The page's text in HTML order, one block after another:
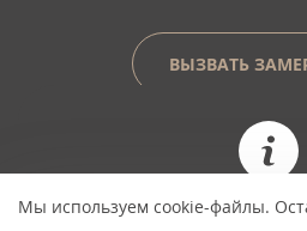
При заказе сегодня цена
ВЫЗВАТЬ
Сайт не является
© Copyright 2026 ООО
Мы используем cookie-файлы.